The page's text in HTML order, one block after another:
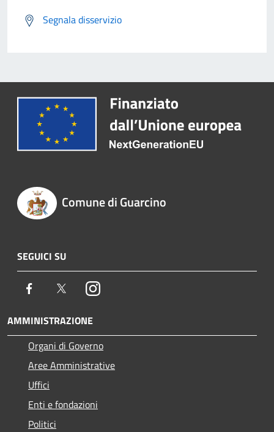
Segnala disservizio
Comune di Guarcino
SEGUICI SU
Facebook TwitterInstagram
AMMINISTRAZIONE
Organi di Governo
Aree Amministrative
Uffici
Enti e fondazioni
Politici